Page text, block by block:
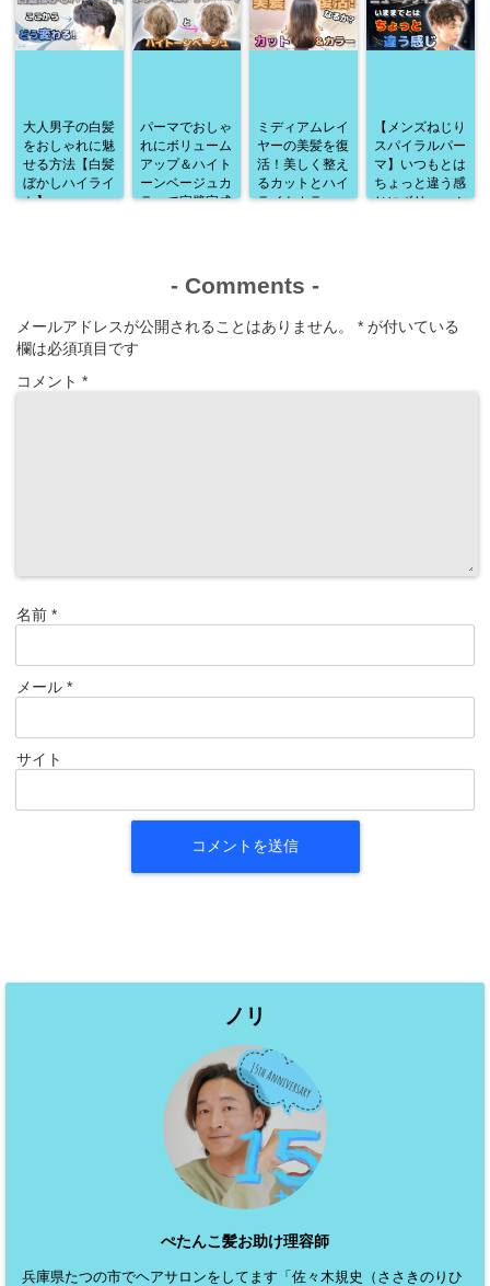
大人男子の白髪
をおしゃれに魅
せる方法【白髪
ぼかしハイライ
ト】
パーマでおしゃ
れにボリューム
アップ＆ハイト
ーンベージュカ
ラーで完璧完成
ミディアムレイ
ヤーの美髪を復
活！美しく整え
るカットとハイ
ライトカラー
【メンズねじり
スパイラルパー
マ】いつもとは
ちょっと違う感
じにボリューム
- Comments -
メールアドレスが公開されることはありません。 * が付いている
欄は必須項目です
コメント *
名前 *
メール *
サイト
ノリ
ぺたんこ髪お助け理容師
兵庫県たつの市でヘアサロンをしてます「佐々木規史（ささきのりひ